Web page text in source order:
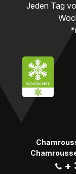
+
Jeden Tag